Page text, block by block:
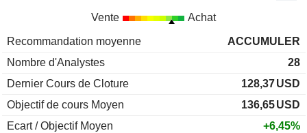
Vente Achat
Recommandation moyenne
ACCUMULER
Nombre d'Analystes
28
Dernier Cours de Cloture
128,37USD
Objectif de cours Moyen
136,65USD
Ecart / Objectif Moyen
+6,45%